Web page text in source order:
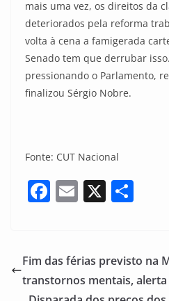
mais uma vez, os direitos da
deteriorados pela reforma
volta à cena a famigerada
Senado tem que derrubar
pressionando o Parlamento,
finalizou Sérgio Nobre.
Fonte: CUT Nacional
F
e
b
E
l
X
e
Fim das férias previsto na
transtornos mentais, alerta